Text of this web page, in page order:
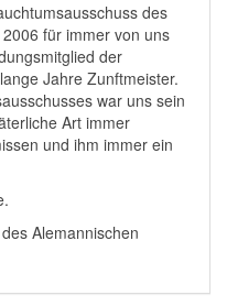
des
für immer von uns
der
Jahre Zunftmeister.
war uns sein
Art immer
und ihm immer ein
Alemannischen